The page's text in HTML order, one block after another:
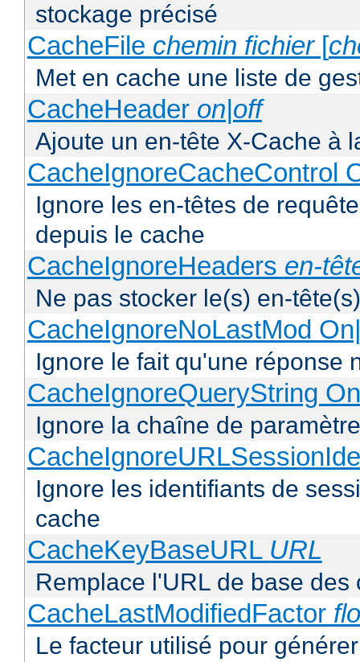
stockage précisé
CacheFile chemin fichier[
Met en cache une liste de
CacheHeader on|off
Ajoute un en-tête X-Cache à
CacheIgnoreCacheControl
Ignore les en-têtes de
depuis le cache
CacheIgnoreHeaders en-
Ne pas stocker le(s) en-
CacheIgnoreNoLastMod
Ignore le fait qu'une réponse
CacheIgnoreQueryString
Ignore la chaîne de
Ignore les identifiants de
cache
CacheKeyBaseURL URL
Remplace l'URL de base
CacheLastModifiedFactor
Le facteur utilisé pour